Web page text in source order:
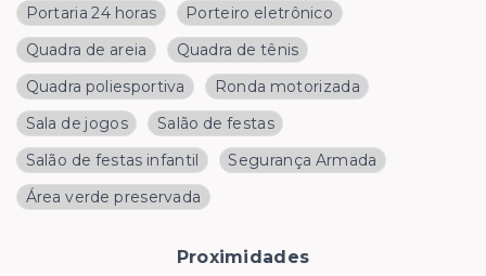
Portaria 24 horas
Porteiro eletrônico
Quadra de areia
Quadra de tênis
Quadra poliesportiva
Ronda motorizada
Sala de jogos
Salão de festas
Salão de festas infantil
Segurança Armada
Área verde preservada
Proximidades